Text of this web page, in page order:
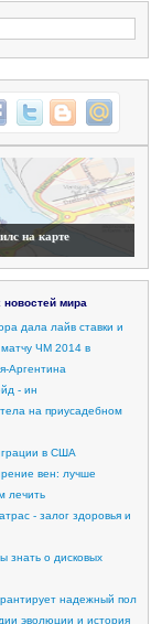
на карте
мира
дала лайв ставки и
матчу ЧМ 2014 в
Аргентина
- ин
на приусадебном
в США
вен: лучше
лечить
- залог здоровья и
знать о дисковых
надежный пол
эволюции и история